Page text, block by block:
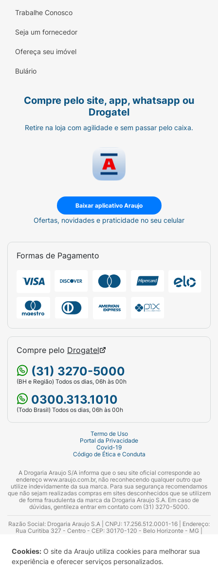
Cookies: O site da Araujo utiliza cookies para melhorar sua
experiência e oferecer serviços personalizados.
Trabalhe Conosco
Seja um fornecedor
Ofereça seu imóvel
Bulário
Compre pelo site, app, whatsapp ou
Drogatel
Retire na loja com agilidade e sem passar pelo caixa.
Baixar aplicativo Araujo
Ofertas, novidades e praticidade no seu celular
Formas de Pagamento
Compre pelo Drogatel
(31) 3270-5000
(BH e Região) Todos os dias, 06h às 00h
0300.313.1010
(Todo Brasil) Todos os dias, 06h às 00h
Termo de Uso
Portal da Privacidade
Covid-19
Código de Ética e Conduta
A Drogaria Araujo S/A informa que o seu site oficial corresponde ao
endereço www.araujo.com.br, não reconhecendo qualquer outro que
utilize indevidamente da sua marca. Para sua segurança recomendamos
que não sejam realizadas compras em sites desconhecidos que se utilizem
de forma fraudulenta da marca da Drogaria Araujo S.A. Em caso de
dúvidas, gentileza entrar em contato com (31) 3270-5000.
Razão Social: Drogaria Araujo S.A | CNPJ: 17.256.512.0001-16 | Endereço:
Rua Curitiba 327 - Centro - CEP: 30170-120 - Belo Horizonte - MG |
Azevedo Guimarães – CRF 10.965 | Yasmin Silva Alvarenga – CRF 52.584 -
Consultor substituto: Thiago Aguiar Pinheiro - CRF Nº 13.748. Alvará